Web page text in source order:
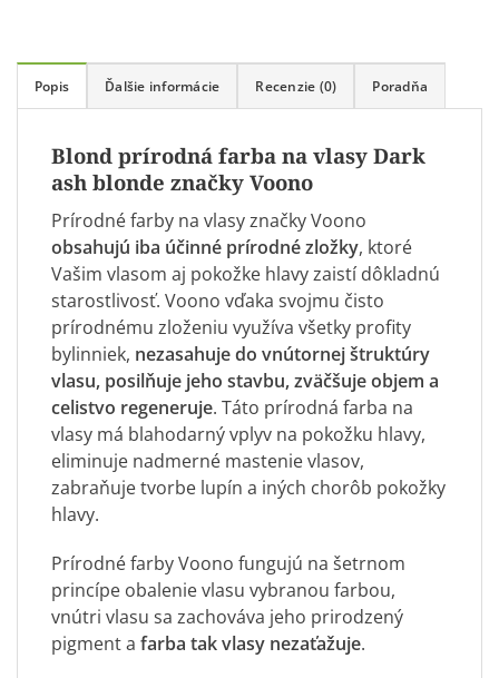
Popis Ďalšie informácie Recenzie (0) Poradňa
Blond prírodná farba na vlasy Dark
ash blonde značky Voono
Prírodné farby na vlasy značky Voono
obsahujú iba účinné prírodné zložky, ktoré
Vašim vlasom aj pokožke hlavy zaistí dôkladnú
starostlivosť. Voono vďaka svojmu čisto
prírodnému zloženiu využíva všetky profity
bylinniek, nezasahuje do vnútornej štruktúry
vlasu, posilňuje jeho stavbu, zväčšuje objem a
celistvo regeneruje. Táto prírodná farba na
vlasy má blahodarný vplyv na pokožku hlavy,
eliminuje nadmerné mastenie vlasov,
zabraňuje tvorbe lupín a iných chorôb pokožky
hlavy.
Prírodné farby Voono fungujú na šetrnom
princípe obalenie vlasu vybranou farbou,
vnútri vlasu sa zachováva jeho prirodzený
pigment a farba tak vlasy nezaťažuje.